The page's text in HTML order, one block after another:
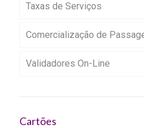
Taxas de Serviços
Comercialização de
Validadores On-Line
Cartões